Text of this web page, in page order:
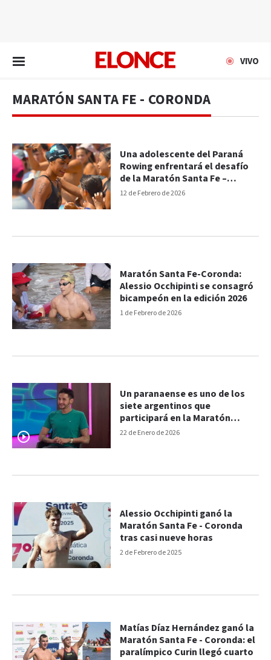
VIVO
MARATÓN SANTA FE - CORONDA
12 de Febrero de 2026
Una adolescente del Paraná
Rowing enfrentará el desafío
de la Maratón Santa Fe –
Coronda
1 de Febrero de 2026
Maratón Santa Fe-Coronda:
Alessio Occhipinti se consagró
bicampeón en la edición 2026
22 de Enero de 2026
Un paranaense es uno de los
siete argentinos que
participará en la Maratón
Acuática Santa Fe-Coronda
2 de Febrero de 2025
Alessio Occhipinti ganó la
Maratón Santa Fe - Coronda
tras casi nueve horas
Matías Díaz Hernández ganó la
Maratón Santa Fe - Coronda: el
paralímpico Curin llegó cuarto